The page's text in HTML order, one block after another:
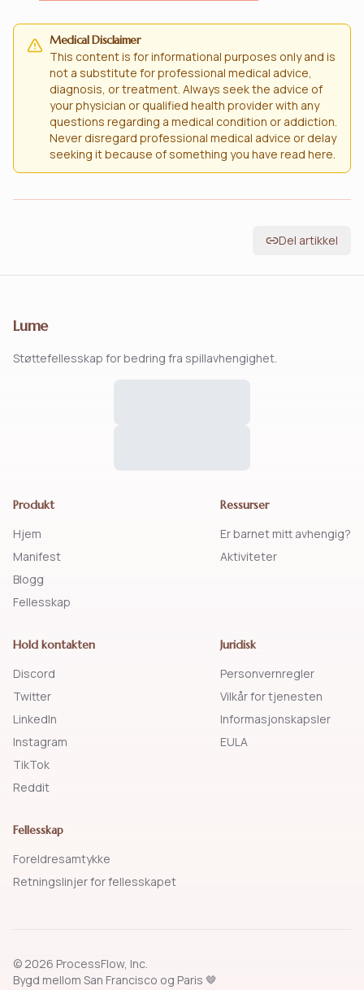
Medical Disclaimer
This content is for informational purposes only and is
not a substitute for professional medical advice,
diagnosis, or treatment. Always seek the advice of
your physician or qualified health provider with any
questions regarding a medical condition or addiction.
Never disregard professional medical advice or delay
seeking it because of something you have read here.
Del artikkel
Lume
Støttefellesskap for bedring fra spillavhengighet.
Produkt
Hjem
Manifest
Blogg
Fellesskap
Ressurser
Er barnet mitt avhengig?
Aktiviteter
Hold kontakten
Discord
Twitter
LinkedIn
Instagram
TikTok
Reddit
Juridisk
Personvernregler
Vilkår for tjenesten
Informasjonskapsler
EULA
Fellesskap
Foreldresamtykke
Retningslinjer for fellesskapet
© 2026 ProcessFlow, Inc.
Bygd mellom San Francisco og Paris 🤎